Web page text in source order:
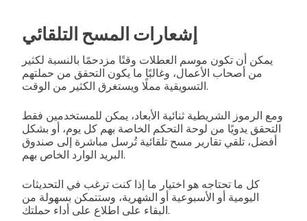
إشعارات المسح التلقائي
يمكن أن تكون موسم العطلات وقتًا مزدحمًا بالنسبة لكثير
من أصحاب الأعمال، وغالبًا ما يكون التحقق من حملتهم
التسويقية مملًا ويستغرق الكثير من الوقت.
ومع الرموز الشريطية ثنائية الأبعاد، يمكن للمستخدمين فقط
التحقق يدويًا من لوحة التحكم الخاصة بهم كل يوم، أو بشكل
أفضل، تلقي تقارير مسح تلقائية تُرسل مباشرة إلى صندوق
البريد الوارد الخاص بهم.
كل ما تحتاجه هو اختيار ما إذا كنت ترغب في التحديثات
اليومية أو الأسبوعية أو الشهرية، وستتمكن بسهولة من
البقاء على اطلاع على أداء حملتك.